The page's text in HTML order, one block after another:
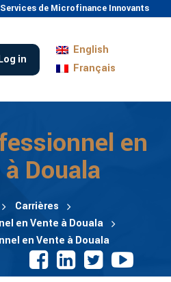
de Microfinance Innovants
in
English
Français
en
Douala
Carrières
en Vente à Douala
en Vente à Douala